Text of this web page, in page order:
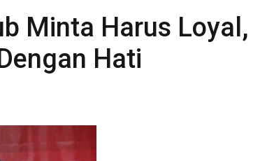
Minta Harus Loyal,
Hati